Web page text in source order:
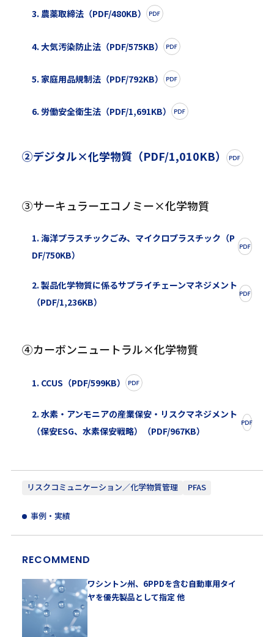
リスクコミュニケーション／化学物質管理 PFAS
事例・実績
RECOMMEND
ワシントン州、6PPDを含む自動車用タイ
ヤを優先製品として指定 他
3. 農薬取締法（PDF/480KB）
4. 大気汚染防止法（PDF/575KB）
5. 家庭用品規制法（PDF/792KB）
6. 労働安全衛生法（PDF/1,691KB）
②デジタル×化学物質（PDF/1,010KB）
③サーキュラーエコノミー×化学物質
1. 海洋プラスチックごみ、マイクロプラスチック（P
DF/750KB）
2. 製品化学物質に係るサプライチェーンマネジメント
（PDF/1,236KB）
④カーボンニュートラル×化学物質
1. CCUS（PDF/599KB）
2. 水素・アンモニアの産業保安・リスクマネジメント
（保安ESG、水素保安戦略）（PDF/967KB）